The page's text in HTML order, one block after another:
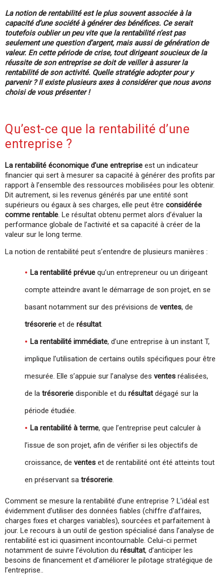
La notion de rentabilité est le plus souvent associée à la
capacité d’une société à générer des bénéfices. Ce serait
toutefois oublier un peu vite que la rentabilité n’est pas
seulement une question d’argent, mais aussi de génération de
valeur. En cette période de crise, tout dirigeant soucieux de la
réussite de son entreprise se doit de veiller à assurer la
rentabilité de son activité. Quelle stratégie adopter pour y
parvenir ? Il existe plusieurs axes à considérer que nous avons
choisi de vous présenter !
Qu’est-ce que la rentabilité d’une
entreprise ?
La rentabilité économique d’une entreprise est un indicateur
financier qui sert à mesurer sa capacité à générer des profits par
rapport à l’ensemble des ressources mobilisées pour les obtenir.
Dit autrement, si les revenus générés par une entité sont
supérieurs ou égaux à ses charges, elle peut être considérée
comme rentable. Le résultat obtenu permet alors d’évaluer la
performance globale de l’activité et sa capacité à créer de la
valeur sur le long terme.
La notion de rentabilité peut s’entendre de plusieurs manières :
La rentabilité prévue qu’un entrepreneur ou un dirigeant
compte atteindre avant le démarrage de son projet, en se
basant notamment sur des prévisions de ventes, de
trésorerie et de résultat.
La rentabilité immédiate, d’une entreprise à un instant T,
implique l’utilisation de certains outils spécifiques pour être
mesurée. Elle s’appuie sur l’analyse des ventes réalisées,
de la trésorerie disponible et du résultatdégagé sur la
période étudiée.
La rentabilité à terme, que l’entreprise peut calculer à
l’issue de son projet, afin de vérifier si les objectifs de
croissance, de ventes et de rentabilité ont été atteints tout
en préservant sa trésorerie.
Comment se mesure la rentabilité d’une entreprise ? L’idéal est
évidemment d’utiliser des données fiables (chiffre d’affaires,
charges fixes et charges variables), sourcées et parfaitement à
jour. Le recours à un outil de gestion spécialisé dans l’analyse de
rentabilité est ici quasiment incontournable. Celui-ci permet
notamment de suivre l’évolution du résultat, d’anticiper les
besoins de financement et d’améliorer le pilotage stratégique de
l’entreprise..
Cette date ne vous convient pas ? Découvrez
toutes les dates disponiblesici